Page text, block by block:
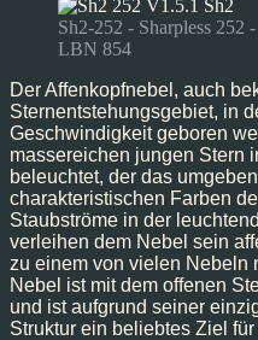
Sh2-252 - Sharpless
LBN 854
Der Affenkopfnebel, auch
Sternentstehungsgebiet, in
Geschwindigkeit geboren
massereichen jungen Stern
beleuchtet, der das
charakteristischen Farben
Staubströme in der
verleihen dem Nebel sein
zu einem von vielen Nebeln
Nebel ist mit dem offenen
und ist aufgrund seiner
Struktur ein beliebtes Ziel